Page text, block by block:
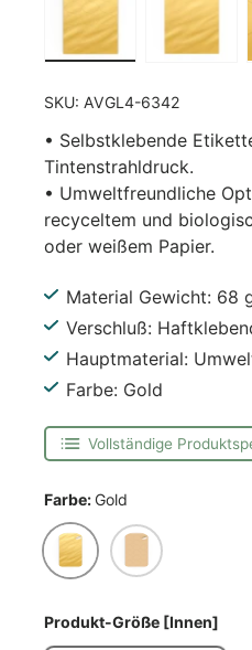
SKU: AVGL4-6342
• Selbstklebende
Tintenstrahldruck.
• Umweltfreundliche
recyceltem und
oder weißem Papier.
Material Gewicht: 68
Verschluß:
Hauptmaterial:
Farbe: Gold
Vollständige
Farbe:Gold
Gold Naturbraun
Produkt-Größe [Innen]